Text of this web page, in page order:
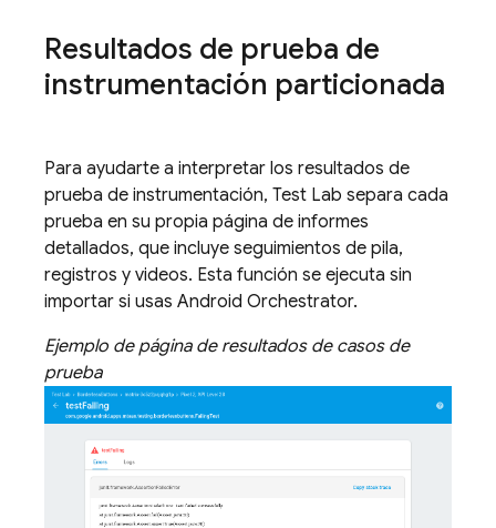
Resultados de prueba de
instrumentación particionada
Para ayudarte a interpretar los resultados de
prueba de instrumentación, Test Lab separa cada
prueba en su propia página de informes
detallados, que incluye seguimientos de pila,
registros y videos. Esta función se ejecuta sin
importar si usas Android Orchestrator.
Ejemplo de página de resultados de casos de
prueba